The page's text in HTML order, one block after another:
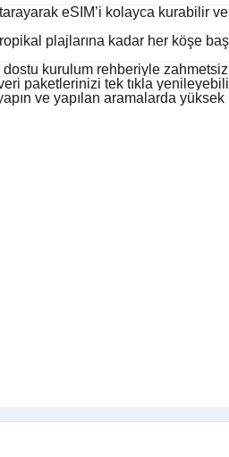
eSIM’i kolayca kurabilir
plajlarına kadar her köşe
dostu kurulum rehberiyle
paketlerinizi tek tıkla
ve yapılan aramalarda yüksek